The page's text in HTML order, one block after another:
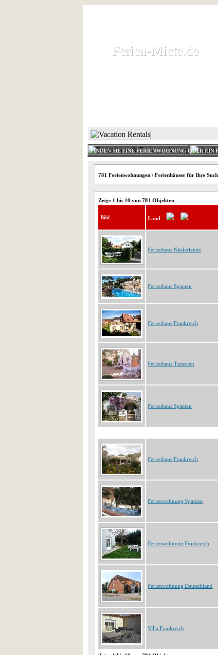
Ferien-Miete.de
Ferien-Miete.de
FINDEN SIE EINE FERIENWOHNUNG ODER EIN
781 Ferienwohnungen / Ferienhäuser für Ihre
Zeige 1 bis 10 von 781 Objekten
Bild Land
Ferienhaus Niederlande
Ferienhaus Spanien
Ferienhaus Frankreich
Ferienhaus Tunesien
Ferienhaus Spanien
Ferienhaus Frankreich
Ferienwohnung Spanien
Ferienwohnung Frankreich
Ferienwohnung Deutschland
Villa Frankreich